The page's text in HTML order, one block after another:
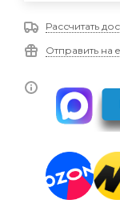
Рассчитать
Отправить на